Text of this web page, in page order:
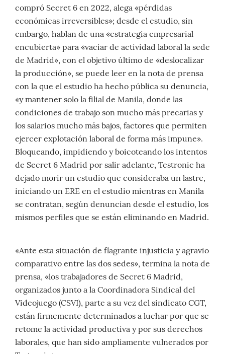
compró Secret 6 en 2022, alega «pérdidas
económicas irreversibles»; desde el estudio, sin
embargo, hablan de una «estrategia empresarial
encubierta» para «vaciar de actividad laboral la sede
de Madrid», con el objetivo último de «deslocalizar
la producción», se puede leer en la nota de prensa
con la que el estudio ha hecho pública su denuncia,
«y mantener solo la filial de Manila, donde las
condiciones de trabajo son mucho más precarias y
los salarios mucho más bajos, factores que permiten
ejercer explotación laboral de forma más impune».
Bloqueando, impidiendo y boicoteando los intentos
de Secret 6 Madrid por salir adelante, Testronic ha
dejado morir un estudio que consideraba un lastre,
iniciando un ERE en el estudio mientras en Manila
se contratan, según denuncian desde el estudio, los
mismos perfiles que se están eliminando en Madrid.
«Ante esta situación de flagrante injusticia y agravio
comparativo entre las dos sedes», termina la nota de
prensa, «los trabajadores de Secret 6 Madrid,
organizados junto a la Coordinadora Sindical del
Videojuego (CSVI), parte a su vez del sindicato CGT,
están firmemente determinados a luchar por que se
retome la actividad productiva y por sus derechos
laborales, que han sido ampliamente vulnerados por